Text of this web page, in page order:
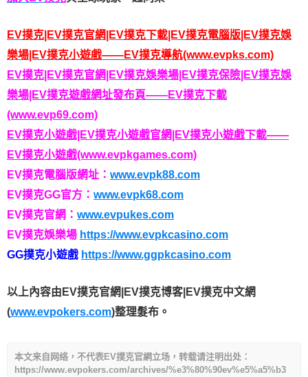
EV撲克|EV撲克官網|EV撲克下載|EV撲克電腦版|EV撲克娛
樂場|EV撲克小遊戲——EV撲克導航(www.evpks.com)
EV撲克|EV撲克官網|EV撲克娛樂場|EV撲克保險|EV撲克娛
樂場|EV撲克遊戲網址發布頁——EV撲克下載
(www.evp69.com)
EV撲克小遊戲|EV撲克小遊戲官網|EV撲克小遊戲下載——
EV撲克小遊戲(www.evpkgames.com)
EV撲克電腦版網址： www.evpk88.com
EV撲克GG官方： www.evpk68.com
EV撲克官網： www.evpukes.com
EV撲克娛樂場 https://www.evpkcasino.com
GG撲克小遊戲 https://www.ggpkcasino.com
以上內容由EV撲克官網|EV撲克博客|EV撲克中文網
(www.evpokers.com)整理髮布。
本文来自网络，不代表EV撲克官網立场，转载请注明出处：
https://www.evpokers.com/archives/%e3%80%90ev%e5%a5%b3